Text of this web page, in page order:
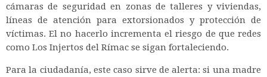
cámaras de seguridad en zonas de talleres y viviendas,
líneas de atención para extorsionados y protección de
víctimas. El no hacerlo incrementa el riesgo de que redes
como Los Injertos del Rímac se sigan fortaleciendo.
Para la ciudadanía, este caso sirve de alerta: si una madre